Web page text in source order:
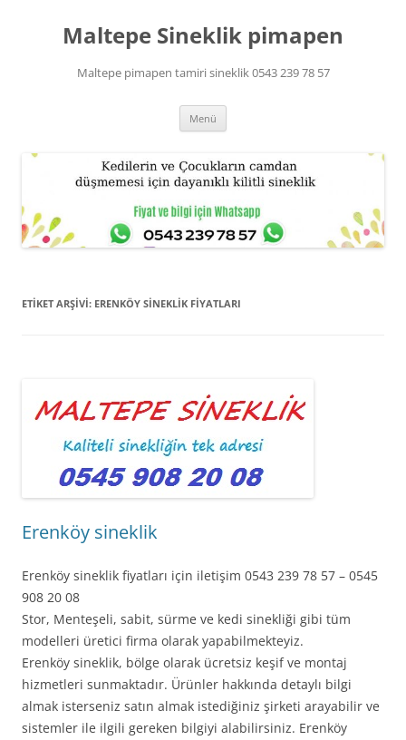
Maltepe Sineklik pimapen
Maltepe pimapen tamiri sineklik 0543 239 78 57
Menü
ETIKET ARŞIVI: ERENKÖY SINEKLIK FIYATLARI
Erenköy sineklik
Erenköy sineklik fiyatları için iletişim 0543 239 78 57 – 0545
908 20 08
Stor, Menteşeli, sabit, sürme ve kedi sinekliği gibi tüm
modelleri üretici firma olarak yapabilmekteyiz.
Erenköy sineklik, bölge olarak ücretsiz keşif ve montaj
hizmetleri sunmaktadır. Ürünler hakkında detaylı bilgi
almak isterseniz satın almak istediğiniz şirketi arayabilir ve
sistemler ile ilgili gereken bilgiyi alabilirsiniz. Erenköy